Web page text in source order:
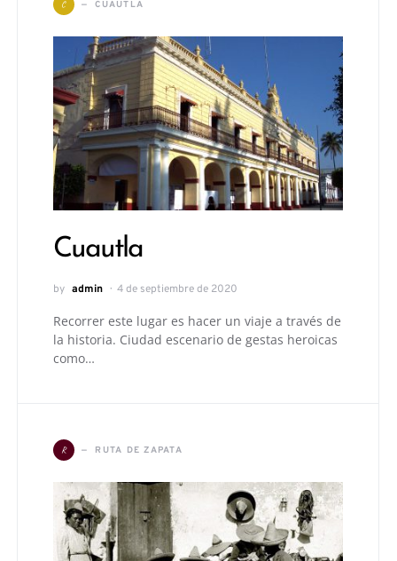
C CUAUTLA
Cuautla
by admin 4 de septiembre de 2020
Recorrer este lugar es hacer un viaje a través de
la historia. Ciudad escenario de gestas heroicas
como…
R RUTA DE ZAPATA